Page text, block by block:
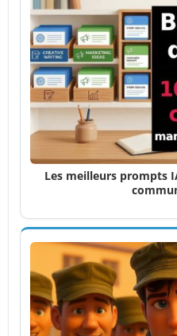
Les meilleurs prompts